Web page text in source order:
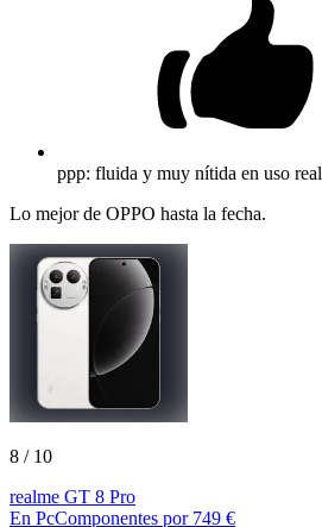
ppp: fluida y muy nítida en uso real
Lo mejor de OPPO hasta la fecha.
8 / 10
realme GT 8 Pro
En PcComponentes por 749 €